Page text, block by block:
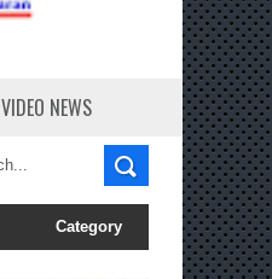
VIDEO NEWS
Category